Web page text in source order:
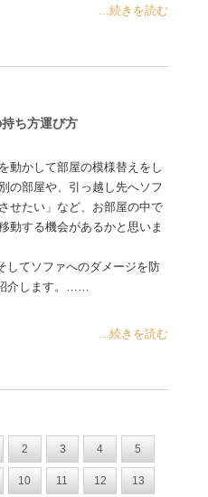
...続きを読む
ち方運び方
動かして部屋の模様替えをし
の部屋や、引っ越し先へソフ
せたい」など、お部屋の中で
動する機会があるかと思いま
してソファへのダメージを防
介します。……
...続きを読む
2 3 4 5
10 11 12 13